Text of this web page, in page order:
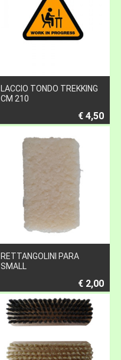
LACCIO TONDO TREKKING
CM 210
€ 4,50
RETTANGOLINI PARA
SMALL
€ 2,00